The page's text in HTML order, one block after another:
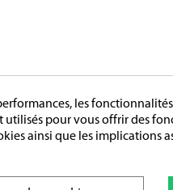
les
pour vous offrir des
ainsi que les implications